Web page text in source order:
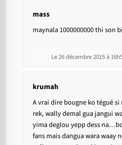
mass
maynala 1000000000 thi son
Le 26 décembre 2015 à
krumah
A vrai dire bougne ko tégué
rek, wally demal gua jangui
yima deglou yepp dess
fans mais dangua wara waay